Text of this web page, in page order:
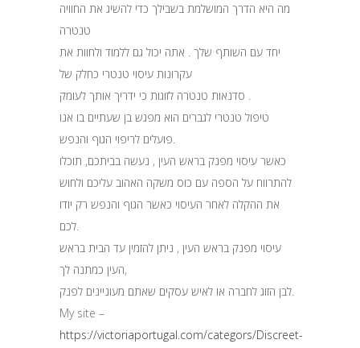
מה היא הדרך המושלמת בשבילך כדי להשיג את החוויה
טנטרה
יחד עם השותף שלך . אתה יכול גם ללמוד ולחוות את
עקרונות עיסוי טנטרי כחלק של
סדנאות טנטרה לזוגות כי ידריך אותך לעומק .
טיפול טנטרי לגברים הוא מפגש בן שעתיים בו אנו
פועלים לריפוי הגוף והנפש.
כאשר עיסוי מפנק בראש העין , נעשה בביתכם, תוכלו
להתרווח על הספה עם כוס משקה האהוב עליכם ולחוש
את ההקלה לאחר העיסוי כאשר הגוף והנפש רק יודו
לכם.
עיסוי מפנק בראש העין , ניתן להזמין עד הבית בראש
העין כמתנה לך,
לבן הזוג לחברה או לאיש עסקים שאתם מעוניינים לפנק.
My site –
https://victoriaportugal.com/categors/Discreet-